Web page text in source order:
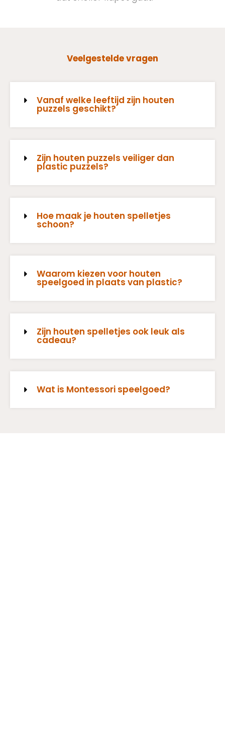
Veelgestelde vragen
Vanaf welke leeftijd zijn houten
puzzels geschikt?
Zijn houten puzzels veiliger dan
plastic puzzels?
Hoe maak je houten spelletjes
schoon?
Waarom kiezen voor houten
speelgoed in plaats van plastic?
Zijn houten spelletjes ook leuk als
cadeau?
Wat is Montessori speelgoed?